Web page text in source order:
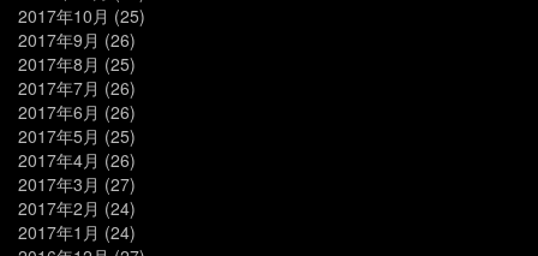
2017年10月 (25)
2017年9月 (26)
2017年8月 (25)
2017年7月 (26)
2017年6月 (26)
2017年5月 (25)
2017年4月 (26)
2017年3月 (27)
2017年2月 (24)
2017年1月 (24)